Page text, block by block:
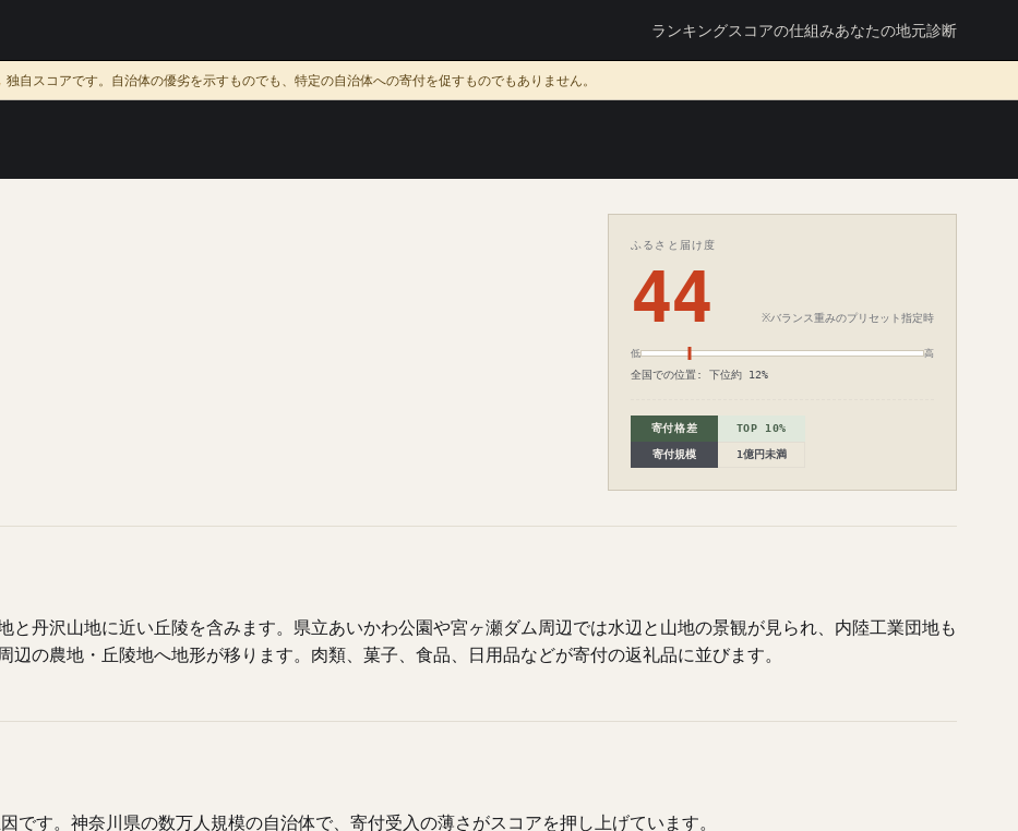
ランキングスコアの仕組みあなたの地元診断
独自スコアです。自治体の優劣を示すものでも、特定の自治体への寄付を促すものでもありません。
ふるさと届け度
44 ※バランス重みのプリセット指定時
低 高
全国での位置: 下位約 12%
寄付格差 TOP 10%
寄付規模 1億円未満
丹沢山地に近い丘陵を含みます。県立あいかわ公園や宮ヶ瀬ダム周辺では水辺と山地の景観が見られ、内陸工業団地も
の農地・丘陵地へ地形が移ります。肉類、菓子、食品、日用品などが寄付の返礼品に並びます。
です。神奈川県の数万人規模の自治体で、寄付受入の薄さがスコアを押し上げています。